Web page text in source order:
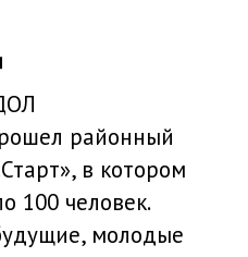
районный
в котором
100 человек.
молодые